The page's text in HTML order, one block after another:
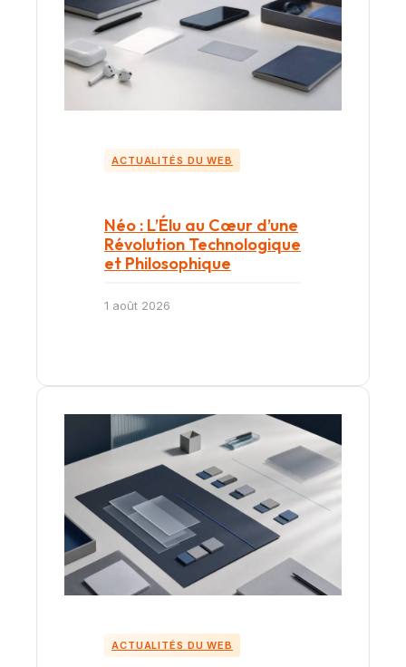
ACTUALITÉS DU WEB
Néo : L’Élu au Cœur d’une
Révolution Technologique
et Philosophique
1 août 2026
ACTUALITÉS DU WEB